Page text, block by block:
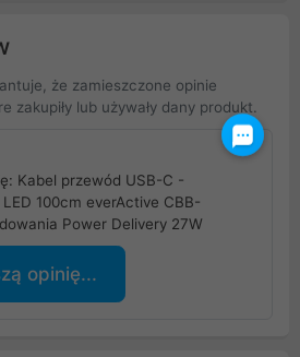
że zamieszczone opinie
zakupiły lub używały dany produkt.
Kabel przewód USB-C -
100cm everActive CBB-
Power Delivery 27W
opinię...